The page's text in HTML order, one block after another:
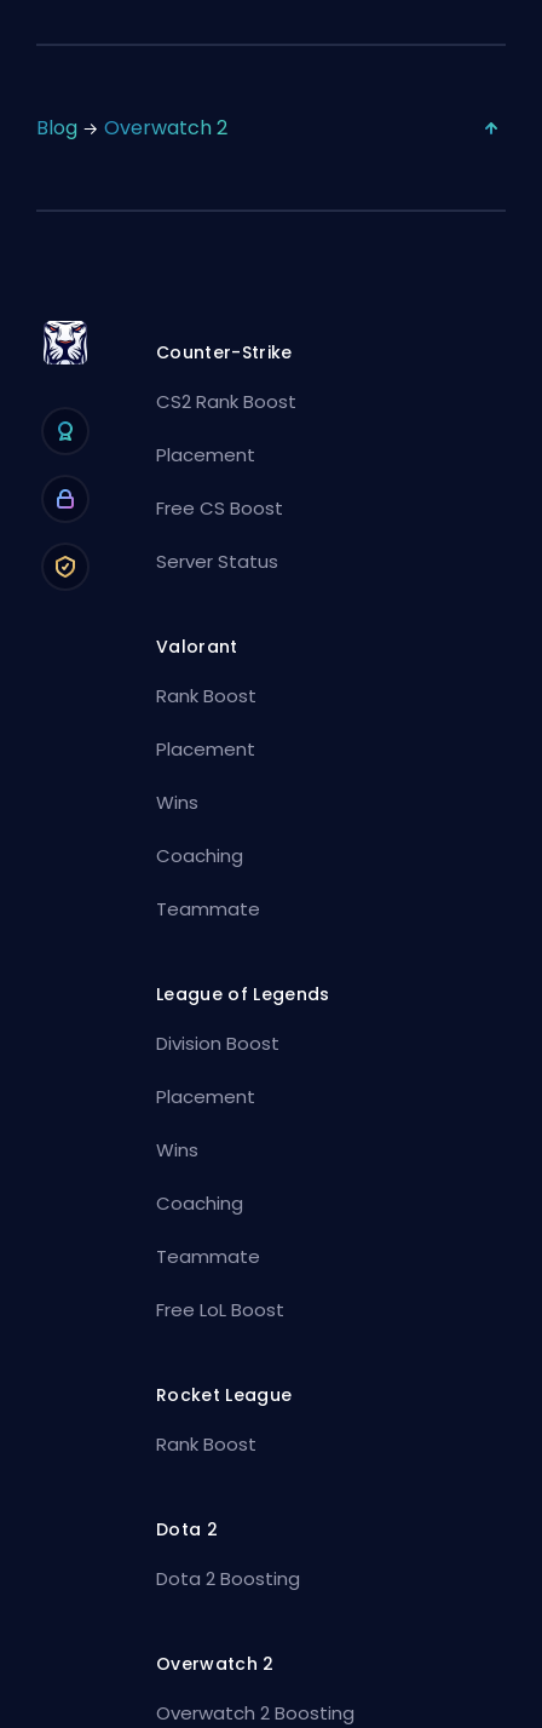
Blog Overwatch 2
Counter-Strike
CS2 Rank Boost
Placement
Free CS Boost
Server Status
Valorant
Rank Boost
Placement
Wins
Coaching
Teammate
League of Legends
Division Boost
Placement
Wins
Coaching
Teammate
Free LoL Boost
Rocket League
Rank Boost
Dota 2
Dota 2 Boosting
Overwatch 2
Overwatch 2 Boosting